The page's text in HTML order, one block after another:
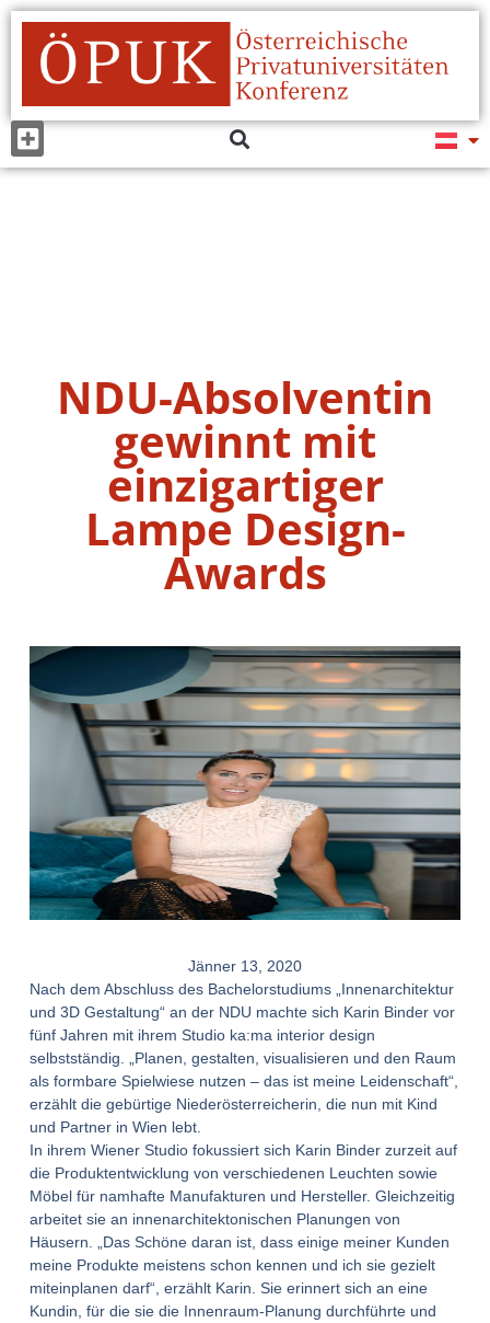
NDU-Absolventin
gewinnt mit
einzigartiger
Lampe Design-
Awards
Jänner 13, 2020
Nach dem Abschluss des Bachelorstudiums „Innenarchitektur
und 3D Gestaltung“ an der NDU machte sich Karin Binder vor
fünf Jahren mit ihrem Studio ka:ma interior design
selbstständig. „Planen, gestalten, visualisieren und den Raum
als formbare Spielwiese nutzen – das ist meine Leidenschaft“,
erzählt die gebürtige Niederösterreicherin, die nun mit Kind
und Partner in Wien lebt.
In ihrem Wiener Studio fokussiert sich Karin Binder zurzeit auf
die Produktentwicklung von verschiedenen Leuchten sowie
Möbel für namhafte Manufakturen und Hersteller. Gleichzeitig
arbeitet sie an innenarchitektonischen Planungen von
Häusern. „Das Schöne daran ist, dass einige meiner Kunden
meine Produkte meistens schon kennen und ich sie gezielt
miteinplanen darf“, erzählt Karin. Sie erinnert sich an eine
Kundin, für die sie die Innenraum-Planung durchführte und